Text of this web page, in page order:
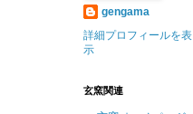
gengama
詳細プロフィールを表
示
玄窯関連